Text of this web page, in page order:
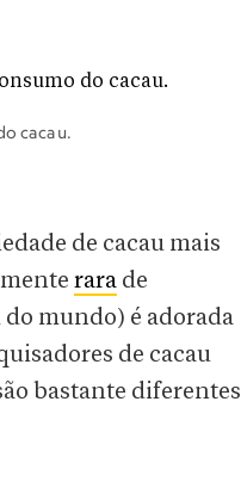
cacau.
de cacau mais
rara de
do mundo) é adorada
de cacau
bastante diferentes